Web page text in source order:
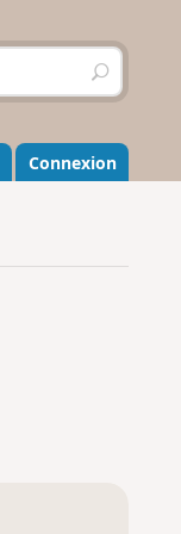
R
e
h
e
r
r
Connexion